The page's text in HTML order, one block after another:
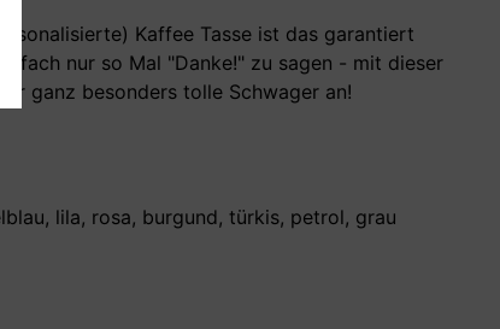
Kaffee Tasse ist das garantiert
nur so Mal "Danke!" zu sagen - mit dieser
ganz besonders tolle Schwager an!
lila, rosa, burgund, türkis, petrol, grau